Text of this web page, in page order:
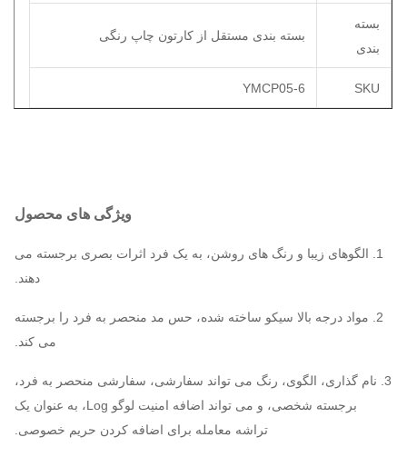
بندی
بسته بندی مستقل از کارتون چاپ رنگی
SKU
YMCP05-6
ویژگی های محصول
1. الگوهای زیبا و رنگ های روشن، به یک فرد اثرات بصری برجسته می
دهند.
2. مواد درجه بالا سيكو ساخته شده، حس مد منحصر به فرد را برجسته
می کند.
3. نام گذاری، الگوی، رنگ می تواند سفارشی، سفارشی منحصر به فرد،
برجسته شخصی، و می تواند اضافه امنیت لوگو Log، به عنوان یک
تراشه معامله برای اضافه کردن حریم خصوصی.